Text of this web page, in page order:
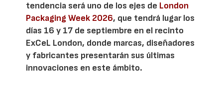
tendencia será uno de los ejes de London
Packaging Week 2026, que tendrá lugar los
días 16 y 17 de septiembre en el recinto
ExCeL London, donde marcas, diseñadores
y fabricantes presentarán sus últimas
innovaciones en este ámbito.